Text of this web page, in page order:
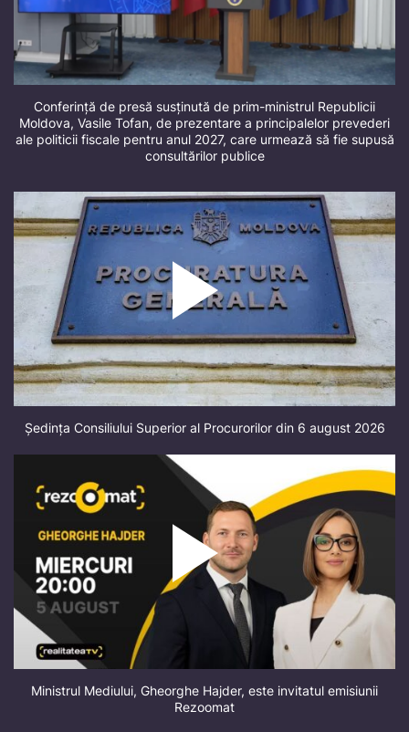
Conferință de presă susținută de prim-ministrul Republicii
Moldova, Vasile Tofan, de prezentare a principalelor prevederi
ale politicii fiscale pentru anul 2027, care urmează să fie supusă
consultărilor publice
Ședința Consiliului Superior al Procurorilor din 6 august 2026
Ministrul Mediului, Gheorghe Hajder, este invitatul emisiunii
Rezoomat